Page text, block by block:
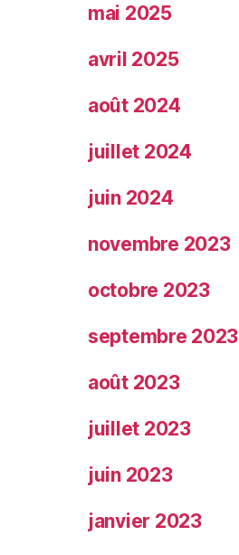
mai 2025
avril 2025
août 2024
juillet 2024
juin 2024
novembre 2023
octobre 2023
septembre 2023
août 2023
juillet 2023
juin 2023
janvier 2023